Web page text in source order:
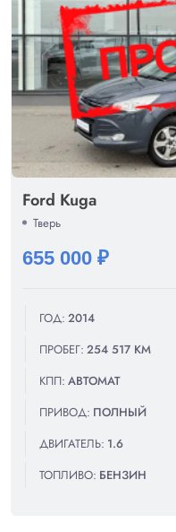
Ford Kuga
Тверь
655 000 ₽
ГОД: 2014
ПРОБЕГ: 254 517 КМ
КПП: АВТОМАТ
ПРИВОД: ПОЛНЫЙ
ДВИГАТЕЛЬ: 1.6
ТОПЛИВО: БЕНЗИН